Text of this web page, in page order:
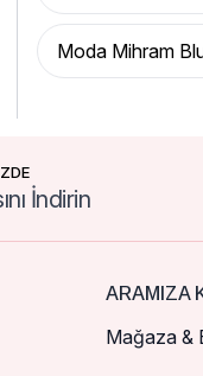
Moda Mihram
İndirin
ARAMIZA
Mağaza &